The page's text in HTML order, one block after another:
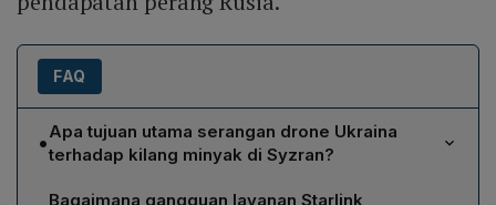
FAQ
•Apa tujuan utama serangan drone Ukraina
terhadap kilang minyak di Syzran?
Zelenskyy menyebutkan bahwa serangan drone ke
Bagaimana gangguan layanan Starlink